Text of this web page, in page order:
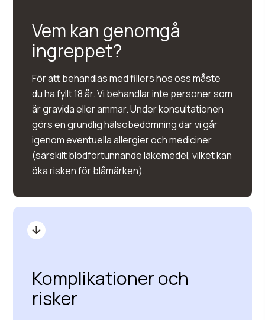
Vem kan genomgå
ingreppet?
För att behandlas med fillers hos oss måste
du ha fyllt 18 år. Vi behandlar inte personer som
är gravida eller ammar. Under konsultationen
görs en grundlig hälsobedömning där vi går
igenom eventuella allergier och mediciner
(särskilt blodförtunnande läkemedel, vilket kan
öka risken för blåmärken).
Komplikationer och
risker